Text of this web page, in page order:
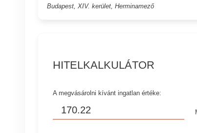
Budapest, XIV. kerület, Herminamező
HITELKALKULÁTOR
A megvásárolni kívánt ingatlan értéke: